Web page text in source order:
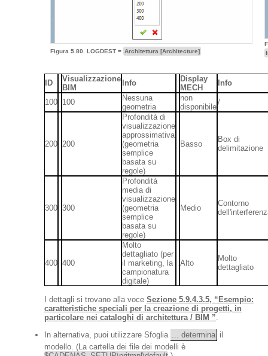
Figura 5.80. LOGDEST = Architettura [Architecture]
ID
Visualizzazione
BIM
Info
Display
MECH
Info
100 100
Nessuna
geometria
non
disponibile
/
200 200
Profondità di
visualizzazione
approssimativa
(geometria
semplice
basata su
regole)
Basso
Box di
delimitazione
300 300
Profondità
media di
visualizzazione
(geometria
semplice
basata su
regole)
Medio
Contorno
400 400
Molto
dettagliato (per
il marketing, la
campionatura
digitale)
Alto
Molto
dettagliato
I dettagli si trovano alla voce Sezione 5.9.4.3.5, “Esempio:
caratteristiche speciali per la creazione di progetti, in
particolare nei cataloghi di architettura / BIM ”.
In alternativa, puoi utilizzare Sfoglia ... determina il
modello. (La cartella dei file dei modelli è